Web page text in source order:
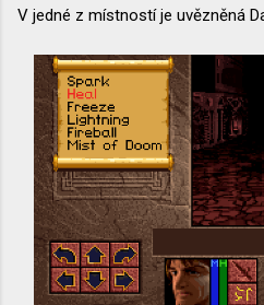
V jedné z místností je uvězněná